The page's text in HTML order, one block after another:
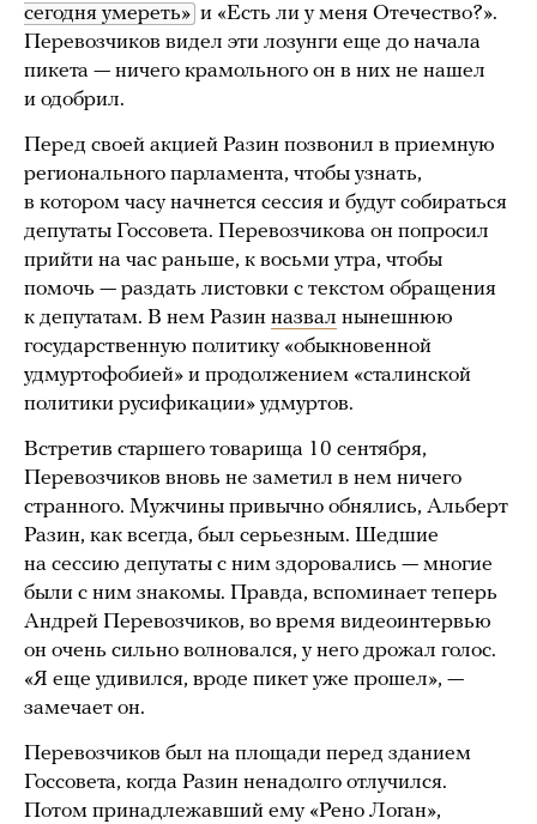
сегодня умереть» и «Есть ли у меня Отечество?».
Перевозчиков видел эти лозунги еще до начала
пикета — ничего крамольного он в них не нашел
и одобрил.
Перед своей акцией Разин позвонил в приемную
регионального парламента, чтобы узнать,
в котором часу начнется сессия и будут собираться
депутаты Госсовета. Перевозчикова он попросил
прийти на час раньше, к восьми утра, чтобы
помочь — раздать листовки с текстом обращения
к депутатам. В нем Разин назвал нынешнюю
государственную политику «обыкновенной
удмуртофобией» и продолжением «сталинской
политики русификации» удмуртов.
Встретив старшего товарища 10 сентября,
Перевозчиков вновь не заметил в нем ничего
странного. Мужчины привычно обнялись, Альберт
Разин, как всегда, был серьезным. Шедшие
на сессию депутаты с ним здоровались — многие
были с ним знакомы. Правда, вспоминает теперь
Андрей Перевозчиков, во время видеоинтервью
он очень сильно волновался, у него дрожал голос.
«Я еще удивился, вроде пикет уже прошел», —
замечает он.
Перевозчиков был на площади перед зданием
Госсовета, когда Разин ненадолго отлучился.
Потом принадлежавший ему «Рено Логан»,